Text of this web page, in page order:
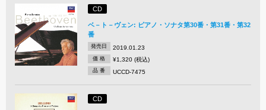
CD
ベ－ト－ヴェン: ピアノ・ソナタ第30番・第31番・第32
番
発売日 2019.01.23
価 格 ¥1,320 (税込)
品 番 UCCD-7475
CD